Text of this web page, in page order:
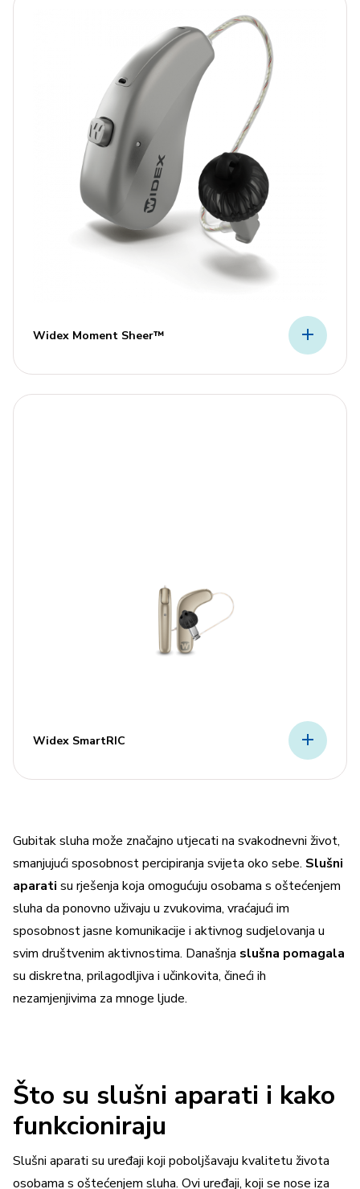
Widex Moment Sheer™
Widex SmartRIC
Gubitak sluha može značajno utjecati na svakodnevni život,
smanjujući sposobnost percipiranja svijeta oko sebe. Slušni
aparati su rješenja koja omogućuju osobama s oštećenjem
sluha da ponovno uživaju u zvukovima, vraćajući im
sposobnost jasne komunikacije i aktivnog sudjelovanja u
svim društvenim aktivnostima. Današnja slušna pomagala
su diskretna, prilagodljiva i učinkovita, čineći ih
nezamjenjivima za mnoge ljude.
Što su slušni aparati i kako
funkcioniraju
Slušni aparati su uređaji koji poboljšavaju kvalitetu života
osobama s oštećenjem sluha. Ovi uređaji, koji se nose iza